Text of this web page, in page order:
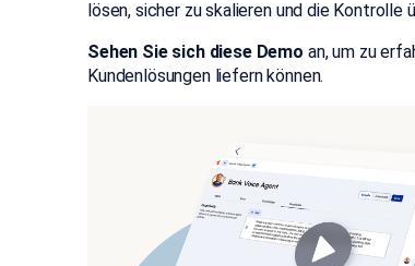
lösen, sicherzu skalierenund die Kontrolle
Sehen Sie sich diese Demo an, um zu
Kundenlösungen liefern können.